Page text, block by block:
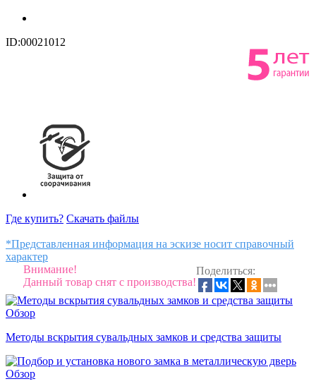
ID:00021012
Где купить? Скачать файлы
*Представленная информация на эскизе носит справочный
характер
Внимание!
Данный товар снят с производства!
Поделиться:
Обзор
Методы вскрытия сувальдных замков и средства защиты
Обзор